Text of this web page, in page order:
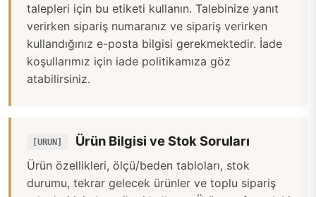
talepleri için bu etiketi kullanın. Talebinize yanıt
verirken sipariş numaranız ve sipariş verirken
kullandığınız e-posta bilgisi gerekmektedir. İade
koşullarımız için iade politikamıza göz
atabilirsiniz.
[URUN] Ürün Bilgisi ve Stok Soruları
Ürün özellikleri, ölçü/beden tabloları, stok
durumu, tekrar gelecek ürünler ve toplu sipariş